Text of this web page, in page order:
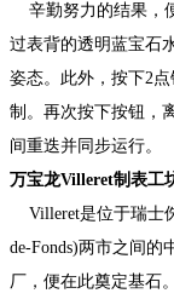
辛勤努力的结果，
过表背的透明蓝宝石
姿态。此外，按下2
制。再次按下按钮，
间重迭并同步运行。
万宝龙Villeret制表工
Villeret是位于瑞士
de-Fonds)两市之间
厂，便在此奠定基石